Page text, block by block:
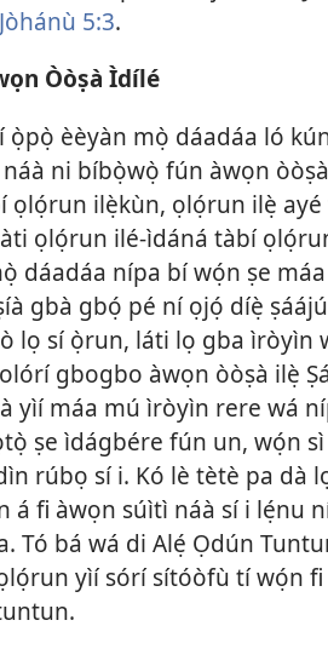
5:3.
Òòṣà Ìdílé
ọ̀pọ̀ èèyàn mọ̀ dáadáa ló
náà ni bíbọ̀wọ̀ fún àwọn
ọlọ́run ilẹ̀kùn, ọlọ́run ilẹ̀
ọlọ́run ilé-ìdáná tàbí
dáadáa nípa bí wọ́n ṣe
gbà gbọ́ pé ní ọjọ́ díẹ̀
lọ sí ọ̀run, láti lọ gba ìròyìn
gbogbo àwọn òòṣà ilẹ̀
yìí máa mú ìròyìn rere wá
ṣe ìdágbére fún un, wọ́n sì
rúbọ sí i. Kó lè tètè pa dà
á fi àwọn súìtì náà sí i lẹ́nu
Tó bá wá di Alẹ́ Ọdún
yìí sórí sítóòfù tí wọ́n fi